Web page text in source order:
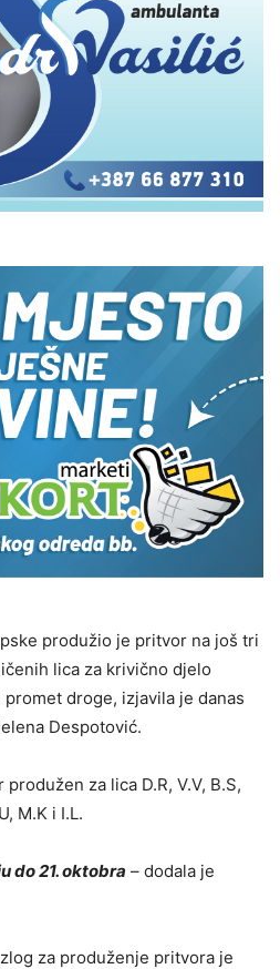
produžio je pritvor na još tri
lica za krivično djelo
droge, izjavila je danas
Despotović.
za lica D.R, V.V, B.S,
M.K i I.L.
do 21. oktobra – dodala je
za produženje pritvora je